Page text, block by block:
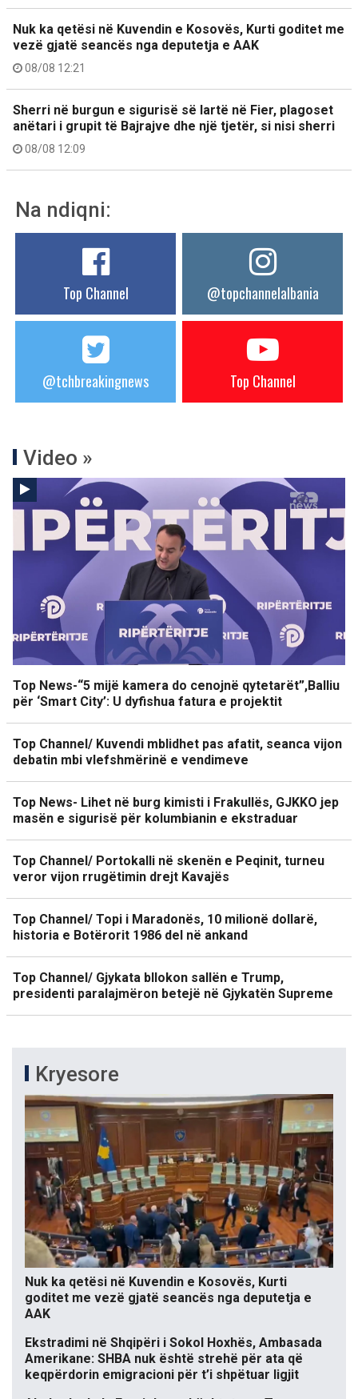
Nuk ka qetësi në Kuvendin e Kosovës, Kurti goditet me
vezë gjatë seancës nga deputetja e AAK
08/08 12:21
Sherri në burgun e sigurisë së lartë në Fier, plagoset
anëtari i grupit të Bajrajve dhe një tjetër, si nisi sherri
08/08 12:09
Na ndiqni:
Top Channel @topchannelalbania
@tchbreakingnews Top Channel
Video »
Top News-“5 mijë kamera do cenojnë qytetarët”,Balliu
për ‘Smart City’: U dyfishua fatura e projektit
Top Channel/ Kuvendi mblidhet pas afatit, seanca vijon
debatin mbi vlefshmërinë e vendimeve
Top News- Lihet në burg kimisti i Frakullës, GJKKO jep
masën e sigurisë për kolumbianin e ekstraduar
Top Channel/ Portokalli në skenën e Peqinit, turneu
veror vijon rrugëtimin drejt Kavajës
Top Channel/ Topi i Maradonës, 10 milionë dollarë,
historia e Botërorit 1986 del në ankand
Top Channel/ Gjykata bllokon sallën e Trump,
presidenti paralajmëron betejë në Gjykatën Supreme
Kryesore
Nuk ka qetësi në Kuvendin e Kosovës, Kurti
goditet me vezë gjatë seancës nga deputetja e
AAK
Ekstradimi në Shqipëri i Sokol Hoxhës, Ambasada
Amerikane: SHBA nuk është strehë për ata që
keqpërdorin emigracioni për t’i shpëtuar ligjit